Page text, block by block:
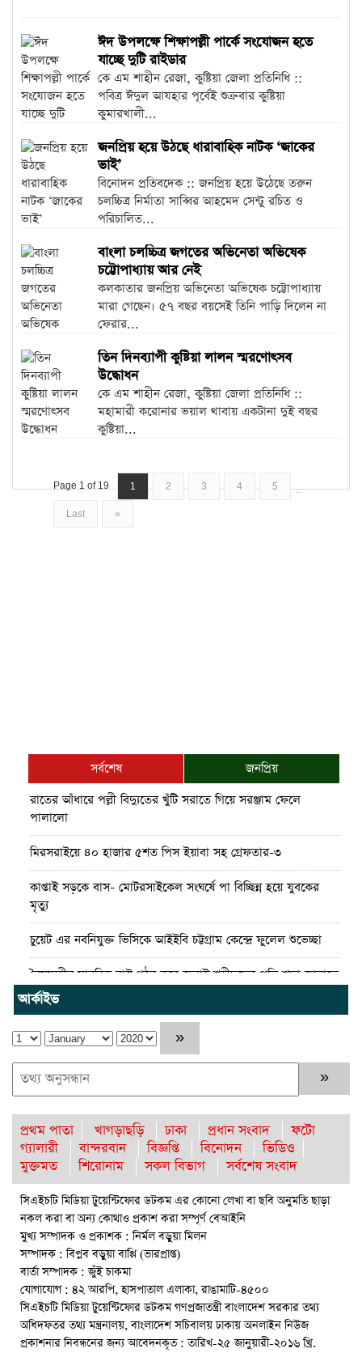
ঈদ উপলক্ষে শিক্ষাপল্লী পার্কে সংযোজন হতে
যাচ্ছে দুটি রাইডার
কে এম শাহীন রেজা, কুষ্টিয়া জেলা প্রতিনিধি ::
পবিত্র ঈদুল আযহার পূর্বেই শুক্রবার কুষ্টিয়া
কুমারখালী...
জনপ্রিয় হয়ে উঠছে ধারাবাহিক নাটক ‘জাকের
ভাই’
বিনোদন প্রতিবদেক :: জনপ্রিয় হয়ে উঠেছে তরুন
চলচ্চিত্র নির্মাতা সাব্বির আহমেদ সেন্টু রচিত ও
পরিচালিত...
বাংলা চলচ্চিত্র জগতের অভিনেতা অভিষেক
চট্টোপাধ্যায় আর নেই
কলকাতার জনপ্রিয় অভিনেতা অভিষেক চট্টোপাধ্যায়
মারা গেছেন। ৫৭ বছর বয়সেই তিনি পাড়ি দিলেন না
ফেরার...
তিন দিনব্যাপী কুষ্টিয়া লালন স্মরণোৎসব
উদ্ধোধন
কে এম শাহীন রেজা, কুষ্টিয়া জেলা প্রতিনিধি ::
মহামারী করোনার ভয়াল থাবায় একটানা দুই বছর
কুষ্টিয়া...
Page 1 of 19 1 2 3 4 5 ...
Last »
সর্বশেষ
জনপ্রিয়
রাতের আঁধারে পল্লী বিদ্যুতের খুঁটি সরাতে গিয়ে সরঞ্জাম ফেলে
পালালো
মিরসরাইয়ে ৪০ হাজার ৫শত পিস ইয়াবা সহ গ্রেফতার-৩
কাপ্তাই সড়কে বাস- মোটরসাইকেল সংঘর্ষে পা বিচ্ছিন্ন হয়ে যুবকের
মৃত্যু
চুয়েট এর নবনিযুক্ত ভিসিকে আইইবি চট্টগ্রাম কেন্দ্রে ফুলেল শুভেচ্ছা
বৈষম্যহীন মানবিক রাষ্ট্র গঠন করে জুলাই শহীদদের প্রতি শ্রদ্ধা জানাতে
হবে : জননেতা সাইফুল হক
তিন দিন পর ব্রহ্মপুত্র নদে নিখোঁজ সাইফুলের মরদেহ গফরগাঁও থেকে
উদ্ধার
ব্রহ্মপুত্র নদে নিখোঁজ কৃষকের সন্ধান মেলেনি
রাঙ্গুনিয়ায় জুলাই গণঅভ্যুত্থান দিবস পালিত
পার্বতীপুরে জুলাই গণঅভ্যুত্থান দিবস পালন
আত্রাইয়ে যথাযোগ্য মর্যাদায় ‘জুলাই গণঅভ্যুত্থান দিবস’ পালিত
বৈষম্যহীন মানবিক রাষ্ট্র গঠন করে জুলাই শহীদদের প্রতি শ্রদ্ধা জানাতে
হবে : জননেতা সাইফুল হক
রাউজানে আগুনে পুড়ে ছাই ভ্যান কৃষকের স্বপ্ন
ঈশ্বরগঞ্জে বজ্রপাতে কৃষকের মৃত্যু : আহত-২
রাঙামাটিতে “ফিরে দেখা রক্তঝরা জুলাই-আগস্ট প্রত্যাশা আর প্রাপ্তি
আর্কাইভ
প্রথম পাতা খাগড়াছড়ি ঢাকা প্রধান সংবাদ
ফটো
গ্যালারী
বান্দরবান বিজ্ঞপ্তি বিনোদন
ভিডিও
মুক্তমত
শিরোনাম সকল বিভাগ সর্বশেষ সংবাদ
সিএইচটি মিডিয়া টুয়েন্টিফোর ডটকম এর কোনো লেখা বা ছবি অনুমতি ছাড়া
নকল করা বা অন্য কোথাও প্রকাশ করা সম্পূর্ণ বেআইনি
মুখ্য সম্পাদক ও প্রকাশক : নির্মল বড়ুয়া মিলন
সম্পাদক : বিপ্লব বড়ুয়া বাপ্পি (ভারপ্রাপ্ত)
বার্তা সম্পাদক : জুঁই চাকমা
যোগাযোগ : ৪২ আরপি, হাসপাতাল এলাকা, রাঙামাটি-৪৫০০
সিএইচটি মিডিয়া টুয়েন্টিফোর ডটকম গণপ্রজাতন্ত্রী বাংলাদেশ সরকার তথ্য
অধিদফতর তথ্য মন্ত্রনালয়, বাংলাদেশ সচিবালয় ঢাকায় অনলাইন নিউজ
প্রকাশনার নিবন্ধনের জন্য আবেদনকৃত : তারিখ-২৫ জানুয়ারী-২০১৬ খ্রি.